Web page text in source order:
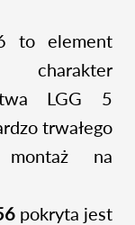
to element
charakter
LGG 5
trwałego
na
pokryta jest